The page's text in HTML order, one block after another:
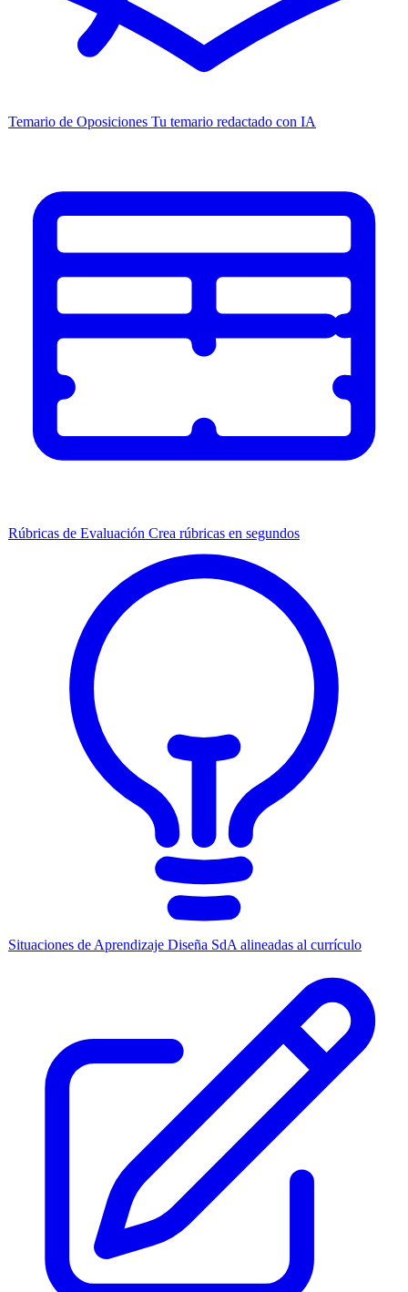
Temario de Oposiciones Tu temario redactado con IA
Rúbricas de Evaluación Crea rúbricas en segundos
Situaciones de Aprendizaje Diseña SdA alineadas al currículo